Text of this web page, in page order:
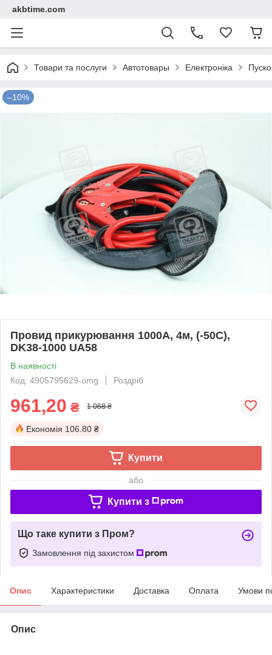
akbtime.com
Товари та послуги Автотовары Електроніка
–10%
Провид прикурювання 1000А, 4м, (-50С),
DK38-1000 UA58
В наявності
Код: 4905795629-omg
Роздріб
961,20 ₴ 1 068 ₴
Економія 106.80 ₴
Купити
або
Купити з
Що таке купити з Пром?
Замовлення під захистом
Опис Характеристики Доставка Оплата Умови
Опис